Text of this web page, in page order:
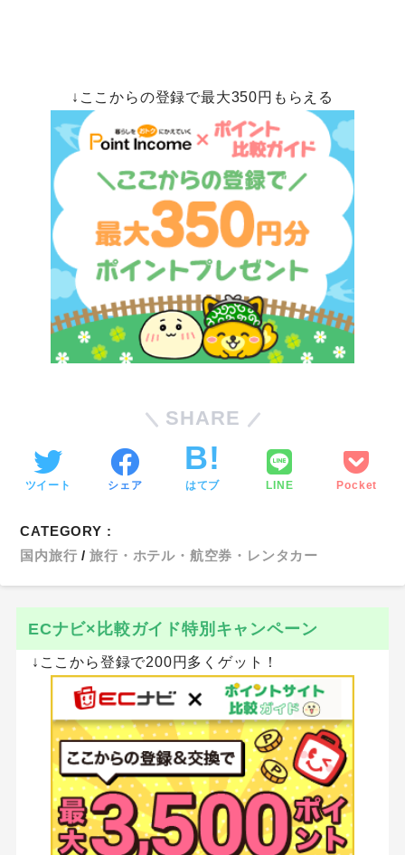
↓ここからの登録で最大350円もらえる
SHARE
ツイート シェア はてブ LINE Pocket
CATEGORY :
国内旅行
旅行・ホテル・航空券・レンタカー
ECナビ×比較ガイド特別キャンペーン
↓ここから登録で200円多くゲット！